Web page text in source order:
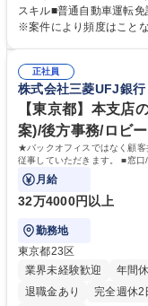
クターライセンスを活用
画段階から納品まで、商
元様とのやり取り、輸入
工場開拓などがございます。 募集職種 【生産管理】キャラクター
や雑貨の生産・品質管理
スキル■普通自動車運転
※案件により頻度はこと
め、『コツコツと実直に
外関係者と友好なコミュ
ンで行います。 学歴・資格 学歴：大学院 大学 高専 短大 専修学校 高校 語
学力： 資格：
正社員
株式会社三菱UFJ銀行
【東京都】本支店
案)/後方事務/ロビ
★バックオフィスではなく顧
従事していただきます。 ■窓口
客様対応
月給
32万4000円以上
勤務地
東京都23区
業界未経験歓迎
年間
退職金あり
完全週休2